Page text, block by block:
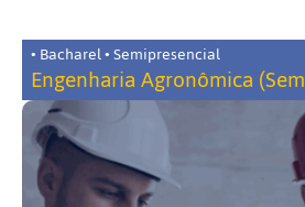
• Bacharel • Semipresencial
Engenharia Agronômica